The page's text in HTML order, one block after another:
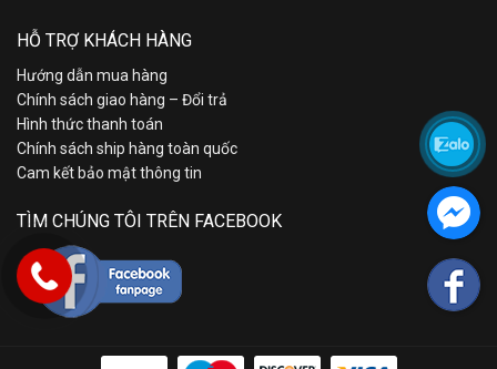
HỖ TRỢ KHÁCH HÀNG
Hướng dẫn mua hàng
Chính sách giao hàng – Đổi trả
Hình thức thanh toán
Chính sách ship hàng toàn quốc
Cam kết bảo mật thông tin
TÌM CHÚNG TÔI TRÊN FACEBOOK